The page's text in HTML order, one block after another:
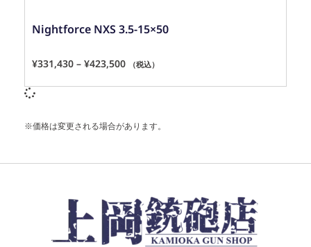
Nightforce NXS 3.5-15×50
¥331,430 – ¥423,500 （税込）
※価格は変更される場合があります。